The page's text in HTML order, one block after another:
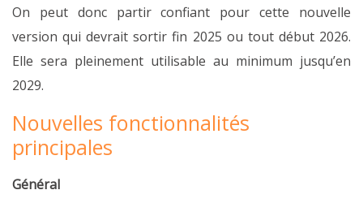
On peut donc partir confiant pour cette nouvelle
version qui devrait sortir fin 2025 ou tout début 2026.
Elle sera pleinement utilisable au minimum jusqu’en
2029.
Nouvelles fonctionnalités
principales
Général